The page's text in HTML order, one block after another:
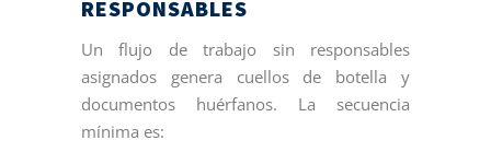
RESPONSABLES
Un flujo de trabajo sin responsables
asignados genera cuellos de botella y
documentos huérfanos. La secuencia
mínima es: